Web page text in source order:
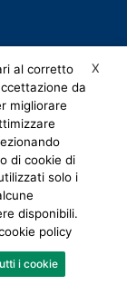
X
al corretto
da
migliorare
di cookie di
solo i
disponibili.
policy
i cookie